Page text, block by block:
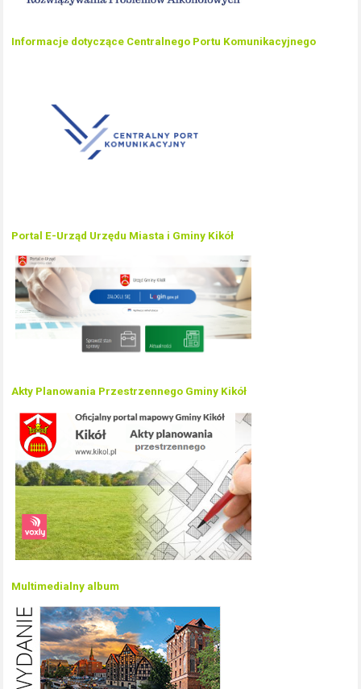
Informacje dotyczące Centralnego Portu Komunikacyjnego
Portal E-Urząd Urzędu Miasta i Gminy Kikół
Akty Planowania Przestrzennego Gminy Kikół
Multimedialny album